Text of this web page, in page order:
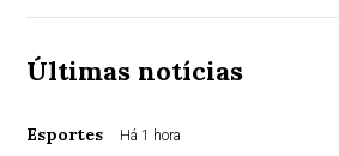
Últimas notícias
Esportes Há 1 hora